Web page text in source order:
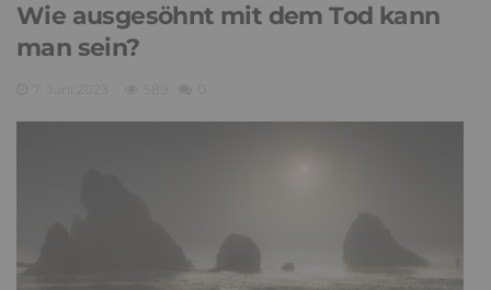
Wie ausgesöhnt mit dem Tod kann
man sein?